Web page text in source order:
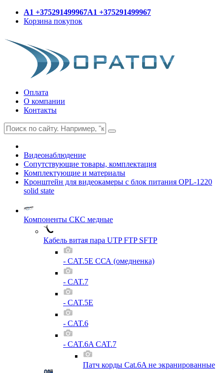
A1 +375291499967A1 +375291499967
Корзина покупок
Оплата
О компании
Контакты
Видеонаблюдение
Сопутствующие товары, комплектация
Комплектующие и материалы
Кронштейн для видеокамеры с блок питания OPL-1220
solid state
Компоненты СКС медные
Кабель витая пара UTP FTP SFTP
- CAT.5E ССА (омедненка)
- CAT.7
- CAT.5E
- CAT.6
- CAT.6A CAT.7
Патч корды Cat.6A не экранированные